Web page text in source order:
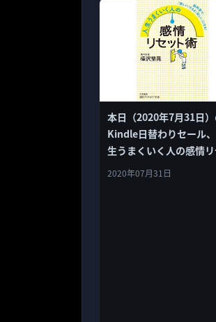
本日（2020年7月31日
Kindle日替わりセール
生うまくいく人の感情
ト術 (知的生きかた文庫)
2020年07月31日